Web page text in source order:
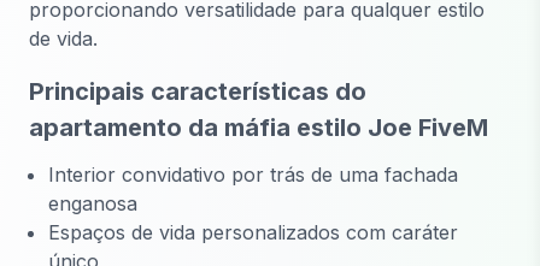
proporcionando versatilidade para qualquer estilo
de vida.
Principais características do
apartamento da máfia estilo Joe FiveM
Interior convidativo por trás de uma fachada
enganosa
Espaços de vida personalizados com caráter
único